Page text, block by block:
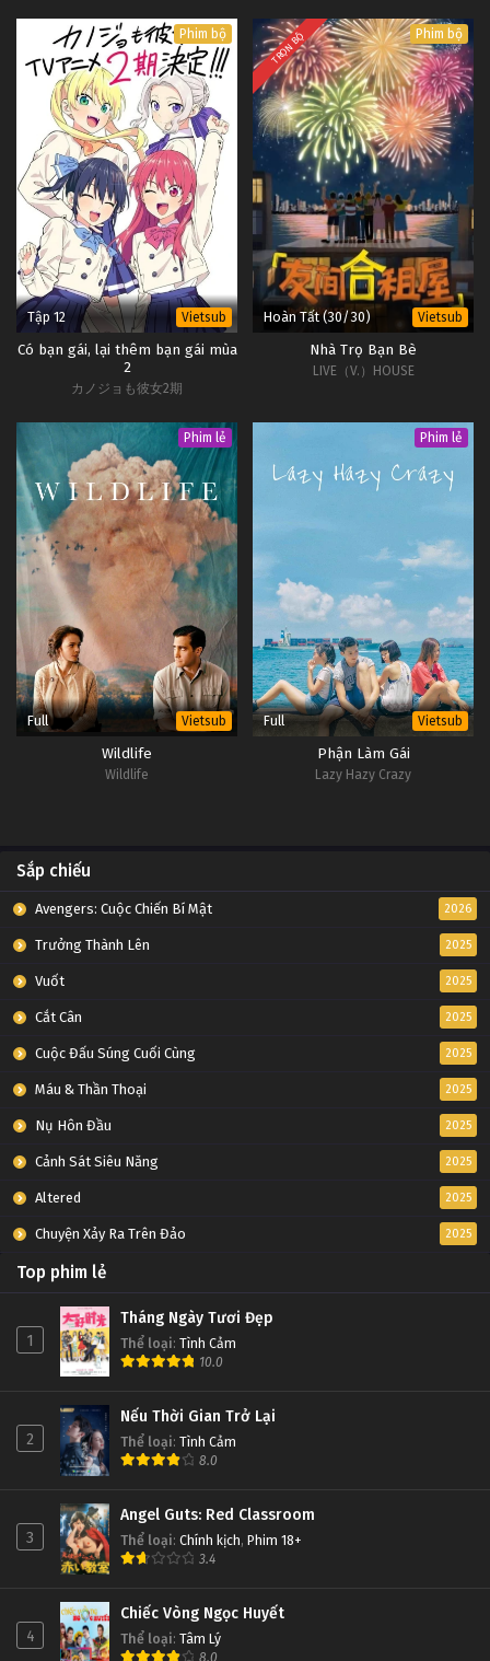
Phim bộ
Tập 12 Vietsub
Có bạn gái, lại thêm bạn gái mùa
2
カノジョも彼女2期
TRỌN BỘ Phim bộ
Hoàn Tất (30/30) Vietsub
Nhà Trọ Bạn Bè
LIVE（V.）HOUSE
Phim lẻ
Full Vietsub
Wildlife
Wildlife
Phim lẻ
Full Vietsub
Phận Làm Gái
Lazy Hazy Crazy
Sắp chiếu
Avengers: Cuộc Chiến Bí Mật 2026
Trưởng Thành Lên 2025
Vuốt 2025
Cắt Cân 2025
Cuộc Đấu Súng Cuối Cùng 2025
Máu & Thần Thoại 2025
Nụ Hôn Đầu 2025
Cảnh Sát Siêu Năng 2025
Altered 2025
Chuyện Xảy Ra Trên Đảo 2025
Top phim lẻ
1
Tháng Ngày Tươi Đẹp
Thể loại: Tình Cảm
10.0
2
Nếu Thời Gian Trở Lại
Thể loại: Tình Cảm
8.0
3
Angel Guts: Red Classroom
Thể loại: Chính kịch, Phim 18+
3.4
4
Chiếc Vòng Ngọc Huyết
Thể loại: Tâm Lý
8.0